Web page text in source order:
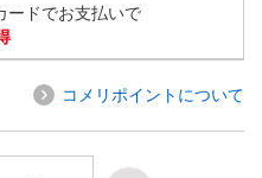
ードでお支払いで
コメリポイントについて